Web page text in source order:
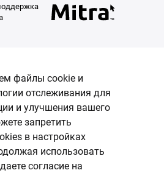
файлы cookie и
отслеживания для
и улучшения вашего
запретить
в настройках
использовать
согласие на